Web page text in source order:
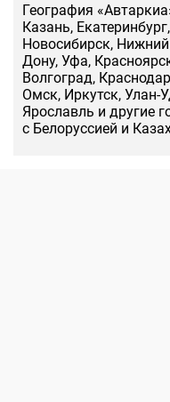
География
Казань,
Новосибирск,
Дону, Уфа,
Волгоград,
Омск, Иркутск, Улан-
Ярославль и другие
с Белоруссией и